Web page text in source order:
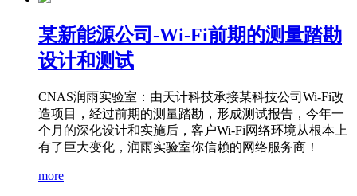
某新能源公司-Wi-Fi前期的测量踏勘
设计和测试
CNAS润雨实验室：由天计科技承接某科技公司Wi-Fi改
造项目，经过前期的测量踏勘，形成测试报告，今年一
个月的深化设计和实施后，客户Wi-Fi网络环境从根本上
有了巨大变化，润雨实验室你信赖的网络服务商！
more